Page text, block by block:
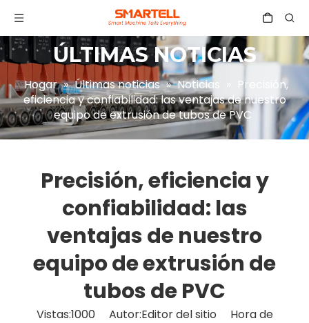
ÚLTIMAS NOTICIAS
Hogar » Últimas noticias » Noticias
Precisión,
eficiencia y confiabilidad: las ventajas de nuestro
equipo de extrusión de tubos de PVC
Precisión, eficiencia y
confiabilidad: las
ventajas de nuestro
equipo de extrusión de
tubos de PVC
Vistas:1000Autor:Editor del sitio Hora de